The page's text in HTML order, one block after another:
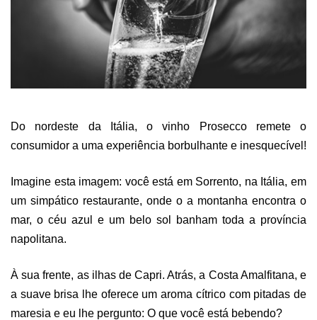
Do nordeste da Itália, o vinho Prosecco remete o
consumidor a uma experiência borbulhante e inesquecível!
Imagine esta imagem: você está em Sorrento, na Itália, em
um simpático restaurante, onde o a montanha encontra o
mar, o céu azul e um belo sol banham toda a província
napolitana.
À sua frente, as ilhas de Capri. Atrás, a Costa Amalfitana, e
a suave brisa lhe oferece um aroma cítrico com pitadas de
maresia e eu lhe pergunto: O que você está bebendo?